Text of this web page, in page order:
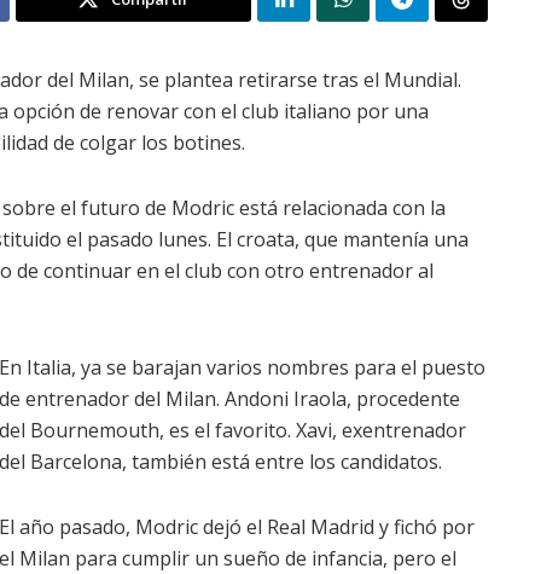
del Milan, se plantea retirarse tras el Mundial.
opción de renovar con el club italiano por una
de colgar los botines.
el futuro de Modric está relacionada con la
el pasado lunes. El croata, que mantenía una
de continuar en el club con otro entrenador al
En Italia, ya se barajan varios nombres para el puesto
de entrenador del Milan. Andoni Iraola, procedente
del Bournemouth, es el favorito. Xavi, exentrenador
del Barcelona, ​​también está entre los candidatos.
El año pasado, Modric dejó el Real Madrid y fichó por
el Milan para cumplir un sueño de infancia, pero el